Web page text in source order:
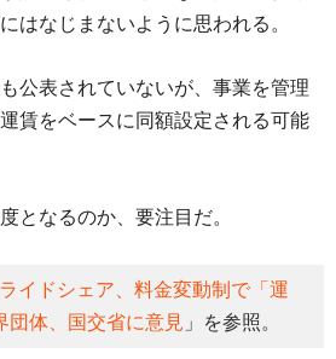
はなじまないように思われる。
公表されていないが、事業を管理
賃をベースに同額設定される可能
となるのか、要注目だ。
ライドシェア、料金変動制で「運
体、国交省に意見 」を参照。